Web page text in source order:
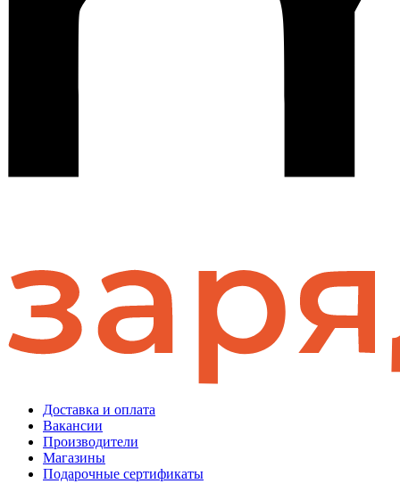
Доставка и оплата
Вакансии
Производители
Магазины
Подарочные сертификаты